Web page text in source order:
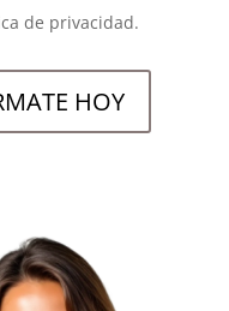
de privacidad.
HOY